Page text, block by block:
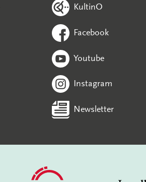
KultinO
Facebook
Youtube
Instagram
Newsletter